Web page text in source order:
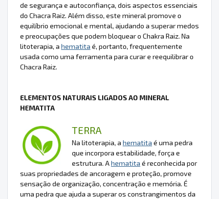
de segurança e autoconfiança, dois aspectos essenciais
do Chacra Raiz. Além disso, este mineral promove o
equilíbrio emocional e mental, ajudando a superar medos
e preocupações que podem bloquear o Chakra Raiz. Na
litoterapia, a hematita é, portanto, frequentemente
usada como uma ferramenta para curar e reequilibrar o
Chacra Raiz.
ELEMENTOS NATURAIS LIGADOS AO MINERAL
HEMATITA
TERRA
Na litoterapia, a hematita é uma pedra
que incorpora estabilidade, força e
estrutura. Ahematita é reconhecida por
suas propriedades de ancoragem e proteção, promove
sensação de organização, concentração e memória. É
uma pedra que ajuda a superar os constrangimentos da